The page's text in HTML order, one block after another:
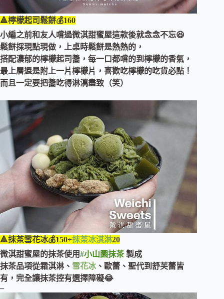
🔺檸檬起司鬆餅💰160
小編之前和友人嚐過微淇甜蜜屋這款後就念念不忘😆
鬆餅採現點現做，上桌時鬆餅是熱熱的，
搭配濃郁的檸檬起司醬，每一口都嚐的到檸檬的香氣，
最上層還是附上一片檸檬片，喜歡吃檸檬的吃貨必點！
而且一定要把醬吃得淋漓盡致（笑）
🔺抹茶雪花冰💰150+抹茶冰淇淋20
微淇甜蜜屋的抹茶使用#小山園抹茶製成
抹茶品項從霜淇淋、 雪花冰、歐蕾、聖代到舒芙蕾皆
有，完全讓抹茶控有選擇障礙😂
–